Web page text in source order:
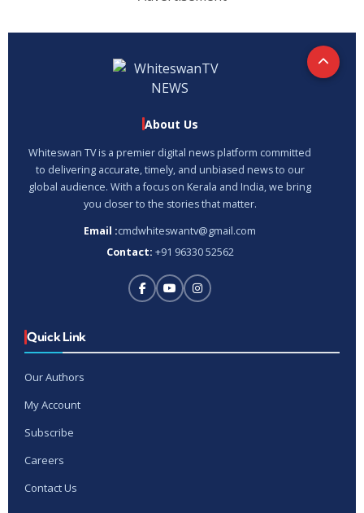
About Us
Whiteswan TV is a premier digital news platform committed
to delivering accurate, timely, and unbiased news to our
global audience. With a focus on Kerala and India, we bring
you closer to the stories that matter.
Email :cmdwhiteswantv@gmail.com
Contact: +91 96330 52562
Quick Link
Our Authors
My Account
Subscribe
Careers
Contact Us